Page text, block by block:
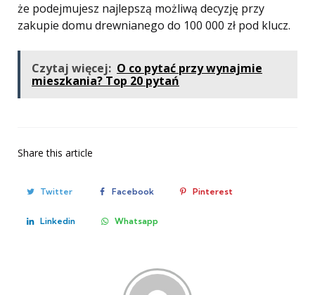
że podejmujesz najlepszą możliwą decyzję przy
zakupie domu drewnianego do 100 000 zł pod klucz.
Czytaj więcej: O co pytać przy wynajmie
mieszkania? Top 20 pytań
Share this article
Twitter Facebook Pinterest
Linkedin Whatsapp